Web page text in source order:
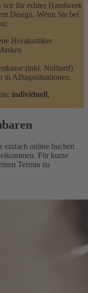
wir für echtes Handwerk
Design. Wenn Sie bei
Hörakustiker
(inkl. Nulltarif)
in Alltagssituationen.
individuell,
einfach online buchen
Für kurze
Termin zu